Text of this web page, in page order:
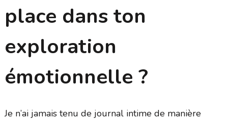
place dans ton
exploration
émotionnelle ?
Je n’ai jamais tenu de journal intime de manière